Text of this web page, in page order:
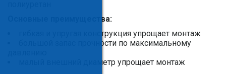
Основные преимущества:
гибкая и упругая конструкция упрощает монтаж
большой запас прочности по максимальному
малый внешний диаметр упрощает монтаж